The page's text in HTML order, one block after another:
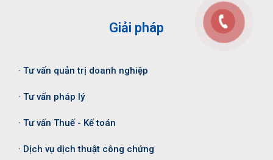
Giải pháp
· Tư vấn quản trị doanh nghiệp
· Tư vấn pháp lý
· Tư vấn Thuế - Kế toán
· Dịch vụ dịch thuật công chứng